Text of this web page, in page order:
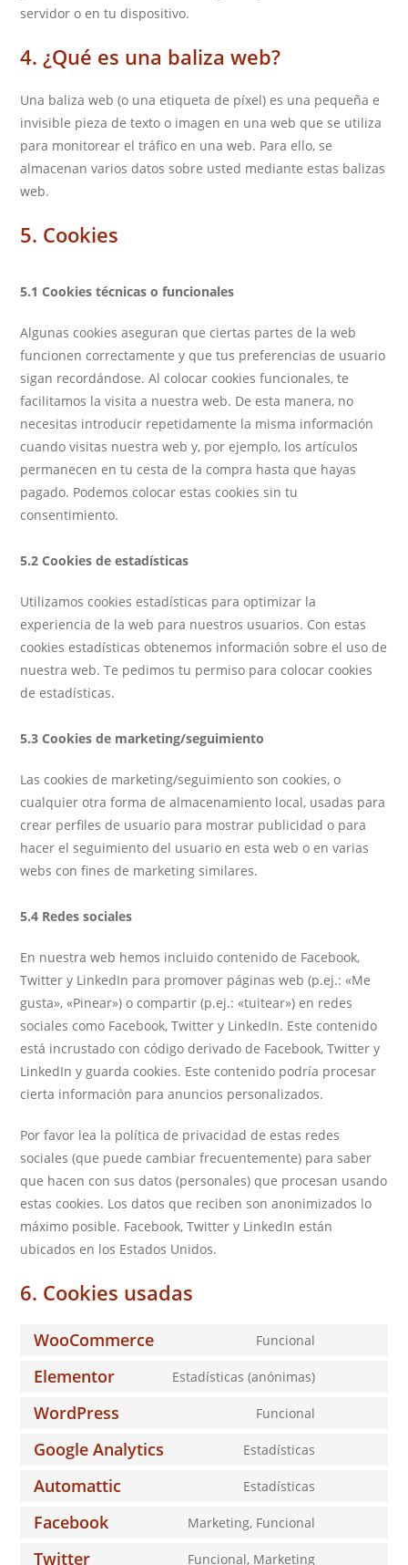
servidor o en tu dispositivo.
4. ¿Qué es una baliza web?
Una baliza web (o una etiqueta de píxel) es una pequeña e
invisible pieza de texto o imagen en una web que se utiliza
para monitorear el tráfico en una web. Para ello, se
almacenan varios datos sobre usted mediante estas balizas
web.
5. Cookies
5.1 Cookies técnicas o funcionales
Algunas cookies aseguran que ciertas partes de la web
funcionen correctamente y que tus preferencias de usuario
sigan recordándose. Al colocar cookies funcionales, te
facilitamos la visita a nuestra web. De esta manera, no
necesitas introducir repetidamente la misma información
cuando visitas nuestra web y, por ejemplo, los artículos
permanecen en tu cesta de la compra hasta que hayas
pagado. Podemos colocar estas cookies sin tu
consentimiento.
5.2 Cookies de estadísticas
Utilizamos cookies estadísticas para optimizar la
experiencia de la web para nuestros usuarios. Con estas
cookies estadísticas obtenemos información sobre el uso de
nuestra web. Te pedimos tu permiso para colocar cookies
de estadísticas.
5.3 Cookies de marketing/seguimiento
Las cookies de marketing/seguimiento son cookies, o
cualquier otra forma de almacenamiento local, usadas para
crear perfiles de usuario para mostrar publicidad o para
hacer el seguimiento del usuario en esta web o en varias
webs con fines de marketing similares.
5.4 Redes sociales
En nuestra web hemos incluido contenido de Facebook,
Twitter y LinkedIn para promover páginas web (p.ej.: «Me
gusta», «Pinear») o compartir (p.ej.: «tuitear») en redes
sociales como Facebook, Twitter y LinkedIn. Este contenido
está incrustado con código derivado de Facebook, Twitter y
LinkedIn y guarda cookies. Este contenido podría procesar
cierta información para anuncios personalizados.
Por favor lea la política de privacidad de estas redes
sociales (que puede cambiar frecuentemente) para saber
que hacen con sus datos (personales) que procesan usando
estas cookies. Los datos que reciben son anonimizados lo
máximo posible. Facebook, Twitter y LinkedIn están
ubicados en los Estados Unidos.
6. Cookies usadas
WooCommerce Funcional
Elementor Estadísticas (anónimas)
WordPress Funcional
Google Analytics Estadísticas
Automattic Estadísticas
Facebook Marketing, Funcional
Twitter Funcional, Marketing